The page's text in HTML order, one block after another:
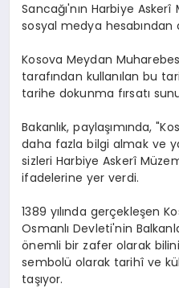
Sancağı'nın Harbiye
sosyal medya hesabından
Kosova Meydan
tarafından kullanılan bu
tarihe dokunma fırsatı
Bakanlık, paylaşımında,
daha fazla bilgi almak ve
sizleri Harbiye Askerî
ifadelerine yer verdi.
1389 yılında gerçekleşen
Osmanlı Devleti'nin
önemli bir zafer olarak
sembolü olarak tarihî ve
taşıyor.